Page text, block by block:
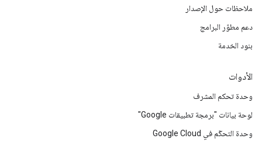
ملاحظات حول الإصدار
دعم مطوّر البرامج
بنود الخدمة
الأدوات
وحدة تحكم المشرف
لوحة بيانات "برمجة تطبيقات Google"
وحدة التحكّم في Google Cloud